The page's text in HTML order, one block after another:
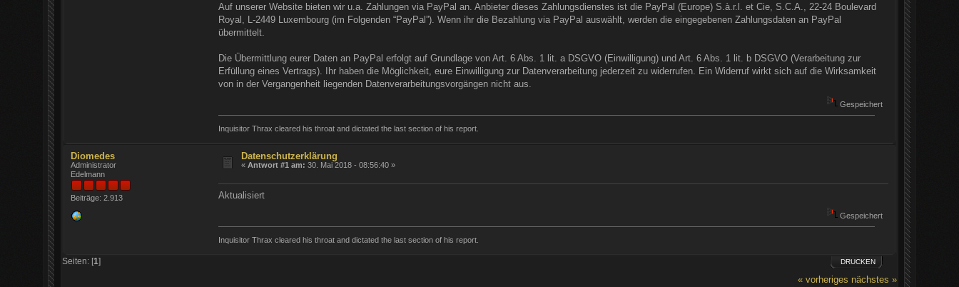
Auf unserer Website bieten wir u.a. Zahlungen via PayPal an. Anbieter dieses Zahlungsdienstes ist die PayPal (Europe) S.à.r.l. et Cie, S.C.A., 22-24 Boulevard
Royal, L-2449 Luxembourg (im Folgenden “PayPal”). Wenn ihr die Bezahlung via PayPal auswählt, werden die eingegebenen Zahlungsdaten an PayPal
übermittelt.
Die Übermittlung eurer Daten an PayPal erfolgt auf Grundlage von Art. 6 Abs. 1 lit. a DSGVO (Einwilligung) und Art. 6 Abs. 1 lit. b DSGVO (Verarbeitung zur
Erfüllung eines Vertrags). Ihr haben die Möglichkeit, eure Einwilligung zur Datenverarbeitung jederzeit zu widerrufen. Ein Widerruf wirkt sich auf die Wirksamkeit
von in der Vergangenheit liegenden Datenverarbeitungsvorgängen nicht aus.
Gespeichert
Inquisitor Thrax cleared his throat and dictated the last section of his report.
Diomedes
Administrator
Edelmann
Beiträge: 2.913
Datenschutzerklärung
«Antwort #1 am: 30. Mai 2018 - 08:56:40 »
Aktualisiert
Gespeichert
Inquisitor Thrax cleared his throat and dictated the last section of his report.
DRUCKEN
Seiten: [1]
« vorheriges nächstes »